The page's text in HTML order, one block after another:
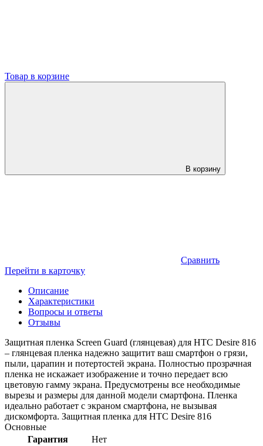
Товар в корзине
В корзину
Сравнить
Перейти в карточку
Описание
Характеристики
Вопросы и ответы
Отзывы
Защитная пленка Screen Guard (глянцевая) для HTC Desire 816
– глянцевая пленка надежно защитит ваш смартфон о грязи,
пыли, царапин и потертостей экрана. Полностью прозрачная
пленка не искажает изображение и точно передает всю
цветовую гамму экрана. Предусмотрены все необходимые
вырезы и размеры для данной модели смартфона. Пленка
идеально работает с экраном смартфона, не вызывая
дискомфорта. Защитная пленка для HTC Desire 816
Основные
Гарантия
Нет